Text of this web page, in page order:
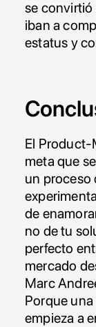
se convirtió
iban a
estatus y
El Product-
meta que
un proceso
de
no de tu
perfecto
mercado
Marc
Porque
empieza a